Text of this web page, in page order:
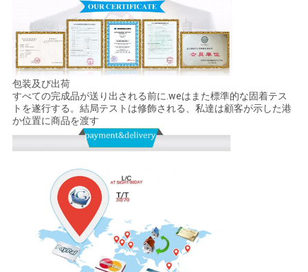
包装及び出荷
すべての完成品が送り出される前に.weはまた標準的な固着テス
トを遂行する。結局テストは修飾される、私達は顧客が示した港
か位置に商品を渡す